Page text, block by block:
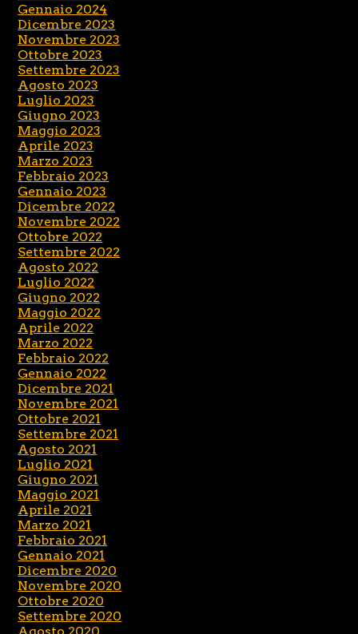
Gennaio 2024
Dicembre 2023
Novembre 2023
Ottobre 2023
Settembre 2023
Agosto 2023
Luglio 2023
Giugno 2023
Maggio 2023
Aprile 2023
Marzo 2023
Febbraio 2023
Gennaio 2023
Dicembre 2022
Novembre 2022
Ottobre 2022
Settembre 2022
Agosto 2022
Luglio 2022
Giugno 2022
Maggio 2022
Aprile 2022
Marzo 2022
Febbraio 2022
Gennaio 2022
Dicembre 2021
Novembre 2021
Ottobre 2021
Settembre 2021
Agosto 2021
Luglio 2021
Giugno 2021
Maggio 2021
Aprile 2021
Marzo 2021
Febbraio 2021
Gennaio 2021
Dicembre 2020
Novembre 2020
Ottobre 2020
Settembre 2020